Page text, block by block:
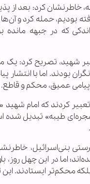
خاطرنشان کرد: بعد از
بودیم، حمله کرد و آن‌ها
که در جبهه مانده
تصریح کرد: یک
بودند. اما با انتشار
پیامی عمیق، محکم و قاطع.
کردند که امام شهید
طیبه» تبدیل شده
بنی‌اسرائیل،
اما در این چهل
محکم‌تر ایستادند.